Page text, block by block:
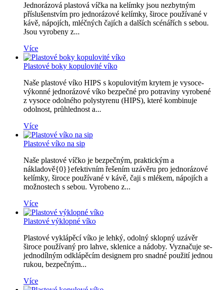
Jednorázová plastová víčka na kelímky jsou nezbytným
příslušenstvím pro jednorázové kelímky, široce používané v
kávě, nápojích, mléčných čajích a dalších scénářích s sebou.
Jsou vyrobeny z...
Více
Plastové boky kopulovité víko
Naše plastové víko HIPS s kopulovitým krytem je vysoce-
výkonné jednorázové víko bezpečné pro potraviny vyrobené
z vysoce odolného polystyrenu (HIPS), které kombinuje
odolnost, průhlednost a...
Více
Plastové víko na sip
Naše plastové víčko je bezpečným, praktickým a
nákladově{0}}efektivním řešením uzávěru pro jednorázové
kelímky, široce používané v kávě, čaji s mlékem, nápojích a
možnostech s sebou. Vyrobeno z...
Více
Plastové výklopné víko
Plastové vyklápěcí víko je lehký, odolný sklopný uzávěr
široce používaný pro lahve, sklenice a nádoby. Vyznačuje se-
jednodílným odklápěcím designem pro snadné použití jednou
rukou, bezpečným...
Více